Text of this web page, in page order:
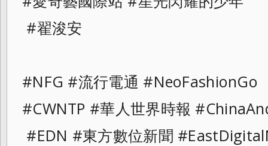
#翟浚安
#NFG #流行電通 #NeoFashionGo
#CWNTP #華人世界時報
#EDN #東方數位新聞